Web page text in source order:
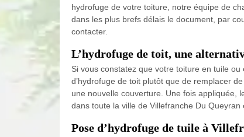
hydrofuge de votre toiture, notre équipe de
dans les plus brefs délais le document, par
contacter.
L’hydrofuge de toit, une
Si vous constatez que votre toiture en tuile
d’hydrofuge de toit plutôt que de remplacer
une nouvelle couverture. Une fois appliquée,
dans toute la ville de Villefranche Du Queyran
Pose d’hydrofuge de tuile à